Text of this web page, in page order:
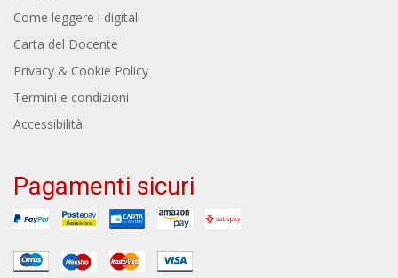
Come leggere i digitali
Carta del Docente
Privacy & Cookie Policy
Termini e condizioni
Accessibilità
Pagamenti sicuri